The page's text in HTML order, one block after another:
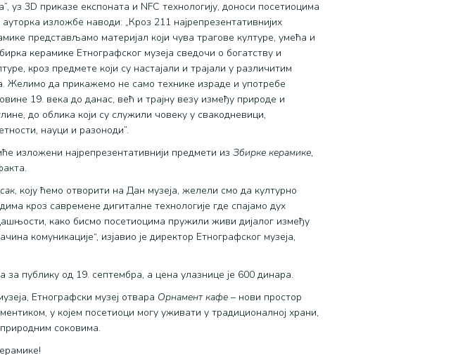
уз 3D приказе експоната и NFC технологију, доноси посетиоцима
изложбе наводи: „Кроз 211 најрепрезентативнијих
представљамо материјал који чува трагове културе, умећа и
керамике Етнографског музеја сведочи о богатству и
кроз предмете који су настајали и трајали у различитим
Желимо да прикажемо не само технике израде и употребе
19. века до данас, већ и трајну везу између природе и
до облика који су служили човеку у свакодневици,
науци и разоноди”.
изложени најрепрезентативнији предмети изЗбирке керамике,
, коју ћемо отворити на Дан музеја, желели смо да културно
кроз савремене дигиталне технологије где спајамо дух
како бисмо посетиоцима пружили живи дијалог између
комуникације“, изјавио је директор Етнографског музеја,
за публику од 19. септембра, а цена улазнице је 600 динара.
Етнографски музеј отвара Орнамент кафе – нови простор
у којем посетиоци могу уживати у традиционалној храни,
соковима.